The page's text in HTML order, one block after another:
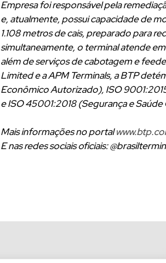
Empresa foi responsável pela
e, atualmente, possui capacidade de
1.108 metros de cais, preparado para
simultaneamente, o terminal atende
além de serviços de cabotagem e
Limited e a APM Terminals, a BTP
Econômico Autorizado), ISO
e ISO 45001:2018 (Segurança e
Mais informações no portal
E nas redes sociais oficiais: